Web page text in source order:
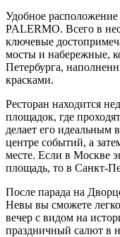
Удобное
PALERMO. Всего в
ключевые
мосты и набережные,
Петербурга,
красками.
Ресторан находится
площадок, где
делает его идеальным
центре событий, а
месте. Если в Москве
площадь, то в Санкт-
После парада на
Невы вы сможете
вечер с видом на
праздничный салют в